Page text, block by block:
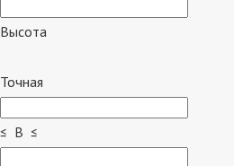
Высота
Точная
≤ B ≤